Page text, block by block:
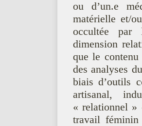
ou d’un.e
matérielle et/
occultée par
dimension
que le
des analyses
biais d’outils
artisanal,
« relationnel »
travail